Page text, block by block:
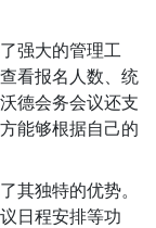
强大的管理工
看报名人数、统
德会务会议还支
能够根据自己的
其独特的优势。
日程安排等功